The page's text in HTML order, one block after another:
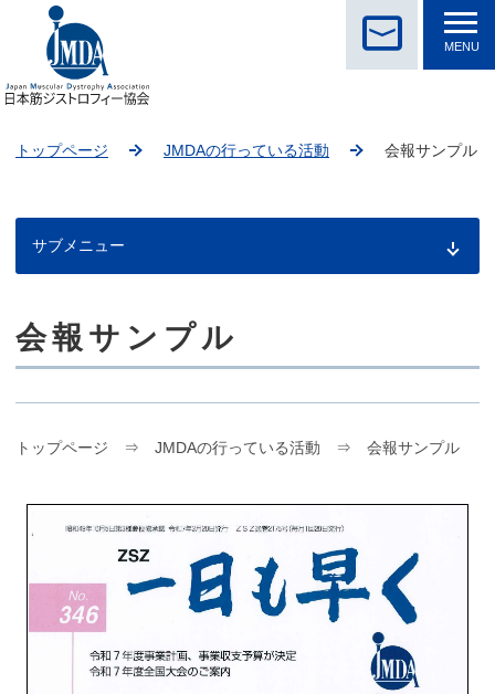
MENU
トップページ JMDAの行っている活動 会報サンプル
サブメニュー
こ
こ
ら
文
会報サンプル
トップページ ⇒ JMDAの行っている活動 ⇒ 会報サンプル